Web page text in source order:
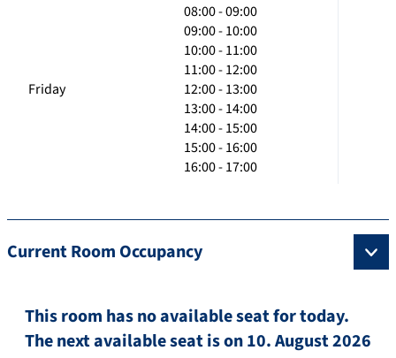
Friday
08:00 - 09:00
09:00 - 10:00
10:00 - 11:00
11:00 - 12:00
12:00 - 13:00
13:00 - 14:00
14:00 - 15:00
15:00 - 16:00
16:00 - 17:00
Current Room Occupancy
This room has no available seat for today.
The next available seat is on 10. August 2026